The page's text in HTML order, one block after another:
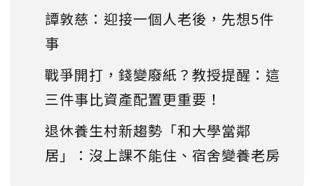
譚敦慈：迎接一個人老後，先想5件
事
戰爭開打，錢變廢紙？教授提醒：這
三件事比資產配置更重要！
退休養生村新趨勢「和大學當鄰
居」：沒上課不能住、宿舍變養老房